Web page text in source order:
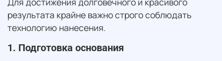
результата крайне важно строго соблюдать
технологию нанесения.
1. Подготовка основания